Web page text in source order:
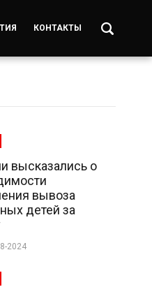
КОНТАКТЫ
высказались о
вывоза
детей за
2024